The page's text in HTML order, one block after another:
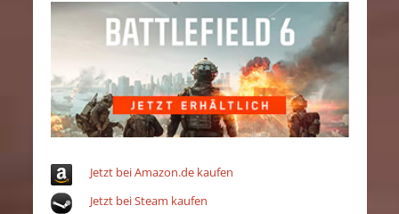
Jetzt bei Amazon.de kaufen
Jetzt bei Steam kaufen